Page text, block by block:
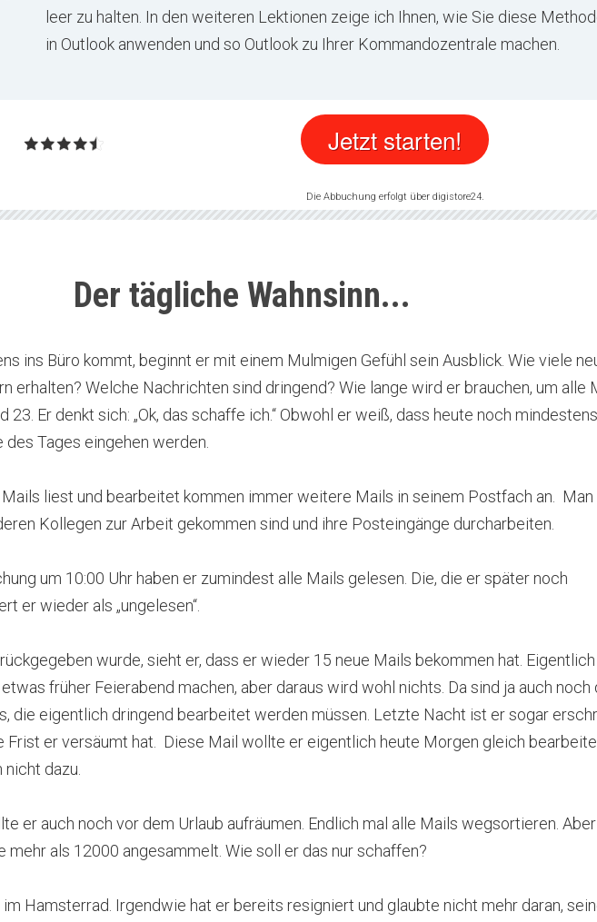
leer zu halten. In den weiteren Lektionen zeige ich Ihnen, wie Sie diese
in Outlook anwenden und so Outlook zu Ihrer Kommandozentrale machen.
Jetzt starten!
Die Abbuchung erfolgt über digistore24.
Der tägliche Wahnsinn...
ins Büro kommt, beginnt er mit einem Mulmigen Gefühl sein Ausblick. Wie viele
erhalten? Welche Nachrichten sind dringend? Wie lange wird er brauchen, um alle
23. Er denkt sich: „Ok, das schaffe ich.“ Obwohl er weiß, dass heute noch
Tages eingehen werden.
liest und bearbeitet kommen immer weitere Mails in seinem Postfach an.
Kollegen zur Arbeit gekommen sind und ihre Posteingänge durcharbeiten.
um 10:00 Uhr haben er zumindest alle Mails gelesen. Die, die er später noch
er wieder als „ungelesen“.
wurde, sieht er, dass er wieder 15 neue Mails bekommen hat. Eigentlich
früher Feierabend machen, aber daraus wird wohl nichts. Da sind ja auch noch
die eigentlich dringend bearbeitet werden müssen. Letzte Nacht ist er sogar
er versäumt hat. Diese Mail wollte er eigentlich heute Morgen gleich
dazu.
er auch noch vor dem Urlaub aufräumen. Endlich mal alle Mails wegsortieren.
mehr als 12000 angesammelt. Wie soll er das nur schaffen?
Hamsterrad. Irgendwie hat er bereits resigniert und glaubte nicht mehr daran,